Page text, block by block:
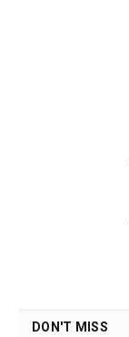
DON'T MISS